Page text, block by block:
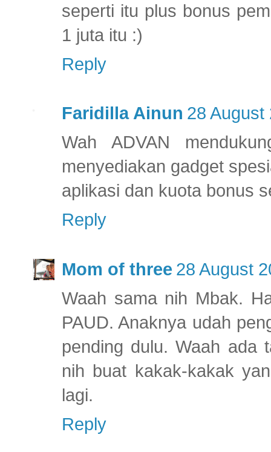
seperti itu plus bonus
1 juta itu :)
Reply
Faridilla Ainun 28 August
Wah ADVAN
menyediakan gadget
aplikasi dan kuota bonus
Reply
Mom of three 28 August
Waah sama nih Mbak.
PAUD. Anaknya udah
pending dulu. Waah ada
nih buat kakak-kakak
lagi.
Reply